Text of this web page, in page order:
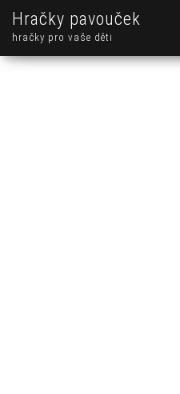
Hračky pavouček
hračky pro vaše děti